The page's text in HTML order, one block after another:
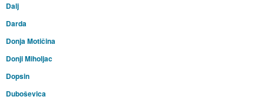
Dalj
Darda
Donja Motičina
Donji Miholjac
Dopsin
Duboševica